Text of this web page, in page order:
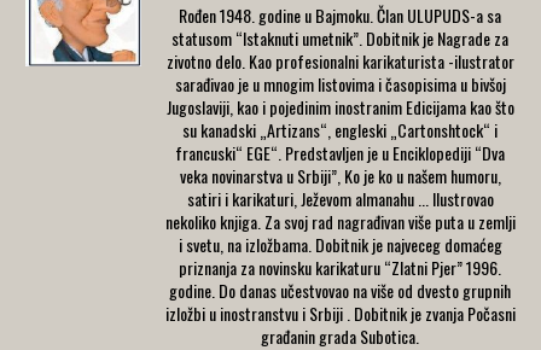
Rođen 1948. godine u Bajmoku. Član ULUPUDS-a sa
statusom “Istaknuti umetnik”. Dobitnik je Nagrade za
zivotno delo. Kao profesionalni karikaturista -ilustrator
sarađivao je u mnogim listovima i časopisima u bivšoj
Jugoslaviji, kao i pojedinim inostranim Edicijama kao što
su kanadski „Artizans“, engleski „Cartonshtock“ i
francuski“ EGE“. Predstavljen je u Enciklopediji “Dva
veka novinarstva u Srbiji”, Ko je ko u našem humoru,
satiri i karikaturi, Ježevom almanahu ... Ilustrovao
nekoliko knjiga. Za svoj rad nagrađivan više puta u zemlji
i svetu, na izložbama. Dobitnik je najveceg domaćeg
priznanja za novinsku karikaturu “Zlatni Pjer” 1996.
godine. Do danas učestvovao na više od dvesto grupnih
izložbi u inostranstvu i Srbiji . Dobitnik je zvanja Počasni
građanin grada Subotica.